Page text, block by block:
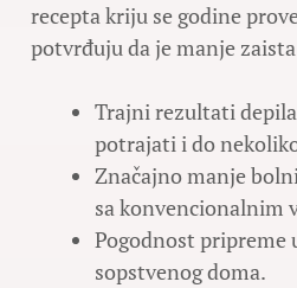
recepta kriju se godine
potvrđuju da je manje
Trajni rezultati
potrajati i do
Značajno manje
sa konvencionalnim
Pogodnost pripreme
sopstvenog doma.